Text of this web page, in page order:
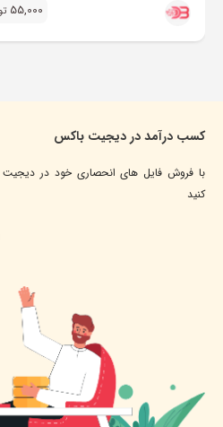
55,000
کسب درآمد در دیجیت باکس
با فروش فایل های انحصاری خود در
کنید